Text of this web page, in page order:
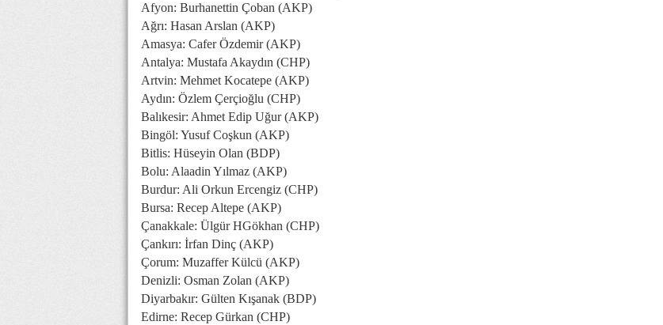
Afyon: Burhanettin Çoban (AKP)
Ağrı: Hasan Arslan (AKP)
Amasya: Cafer Özdemir (AKP)
Antalya: Mustafa Akaydın (CHP)
Artvin: Mehmet Kocatepe (AKP)
Aydın: Özlem Çerçioğlu (CHP)
Balıkesir: Ahmet Edip Uğur (AKP)
Bingöl: Yusuf Coşkun (AKP)
Bitlis: Hüseyin Olan (BDP)
Bolu: Alaadin Yılmaz (AKP)
Burdur: Ali Orkun Ercengiz (CHP)
Bursa: Recep Altepe (AKP)
Çanakkale: Ülgür HGökhan (CHP)
Çankırı: İrfan Dinç (AKP)
Çorum: Muzaffer Külcü (AKP)
Denizli: Osman Zolan (AKP)
Diyarbakır: Gülten Kışanak (BDP)
Edirne: Recep Gürkan (CHP)